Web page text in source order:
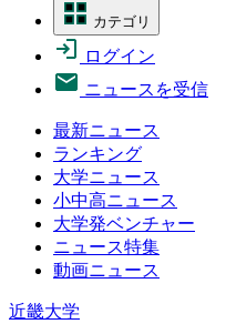
カテゴリ
ログイン
ニュースを受信
最新ニュース
ランキング
大学ニュース
小中高ニュース
大学発ベンチャー
ニュース特集
動画ニュース
近畿大学